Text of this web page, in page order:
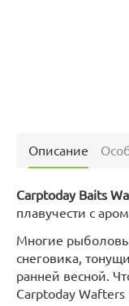
Описание
Carptoday Baits
плавучести c
Многие рыболовы
снеговика,
ранней весной.
Carptoday